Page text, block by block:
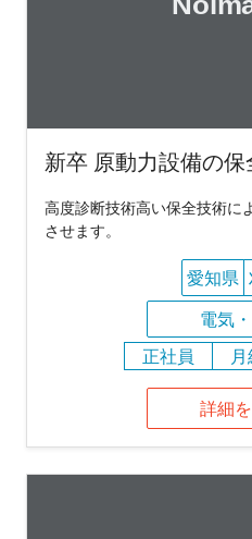
新卒 原動力設備の保
高度診断技術高い保全技術に
させます。
愛知県
電気
正社員
詳細